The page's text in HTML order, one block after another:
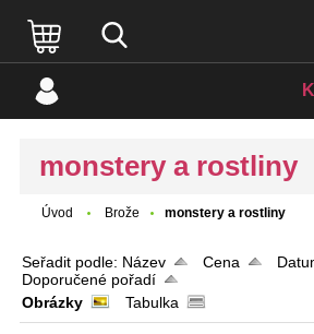
monstery a rostliny
Úvod Brože monstery a rostliny
Seřadit podle: Název Cena
Doporučené pořadí
Obrázky
Tabulka